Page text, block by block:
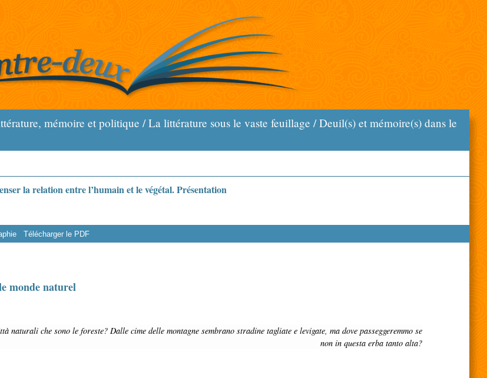
mémoire et politique / La littérature sous le vaste feuillage / Deuil(s) et mémoire(s) dans le
la relation entre l’humain et le végétal. Présentation
Télécharger le PDF
monde naturel
non in questa erba tanto alta?